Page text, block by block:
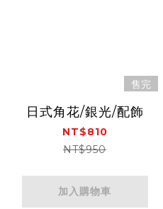
售完
日式角花/銀光/配飾
NT$810
NT$950
加入購物車